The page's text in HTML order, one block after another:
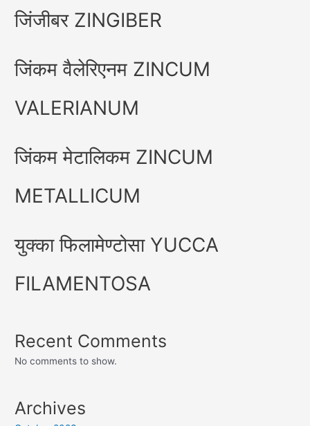
जिंजीबर ZINGIBER
जिंकम वैलेरिएनम ZINCUM
VALERIANUM
जिंकम मेटालिकम ZINCUM
METALLICUM
युक्का फिलामेण्टोसा YUCCA
FILAMENTOSA
Recent Comments
No comments to show.
Archives